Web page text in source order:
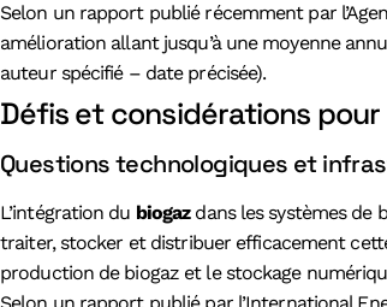
Selon un rapport publié récemment par
amélioration allant jusqu’à une moyenne
auteur spécifié – date précisée).
Défis et considérations
Questions technologiques et
L’intégration du biogazdans les systèmes de
traiter, stocker et distribuer efficacement
production de biogaz et le stockage